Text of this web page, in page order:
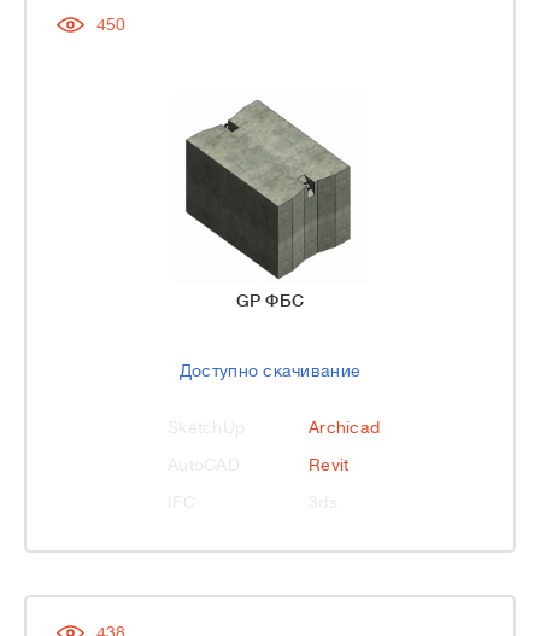
450
GP ФБС
Доступно скачивание
Archicad
Revit